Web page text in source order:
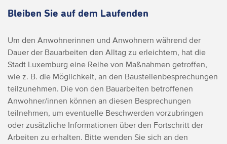
Bleiben Sie auf dem Laufenden
Um den Anwohnerinnen und Anwohnern während der
Dauer der Bauarbeiten den Alltag zu erleichtern, hat die
Stadt Luxemburg eine Reihe von Maßnahmen getroffen,
wie z. B. die Möglichkeit, an den Baustellenbesprechungen
teilzunehmen. Die von den Bauarbeiten betroffenen
Anwohner/innen können an diesen Besprechungen
teilnehmen, um eventuelle Beschwerden vorzubringen
oder zusätzliche Informationen über den Fortschritt der
Arbeiten zu erhalten. Bitte wenden Sie sich an den